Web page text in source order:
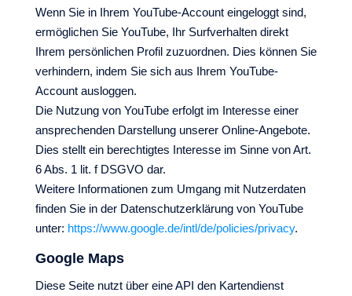
Wenn Sie in Ihrem YouTube-Account eingeloggt sind,
ermöglichen Sie YouTube, Ihr Surfverhalten direkt
Ihrem persönlichen Profil zuzuordnen. Dies können Sie
verhindern, indem Sie sich aus Ihrem YouTube-
Account ausloggen.
Die Nutzung von YouTube erfolgt im Interesse einer
ansprechenden Darstellung unserer Online-Angebote.
Dies stellt ein berechtigtes Interesse im Sinne von Art.
6 Abs. 1 lit. f DSGVO dar.
Weitere Informationen zum Umgang mit Nutzerdaten
finden Sie in der Datenschutzerklärung von YouTube
unter: https://www.google.de/intl/de/policies/privacy.
Google Maps
Diese Seite nutzt über eine API den Kartendienst